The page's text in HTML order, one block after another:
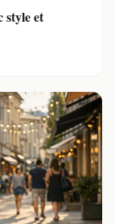
style et